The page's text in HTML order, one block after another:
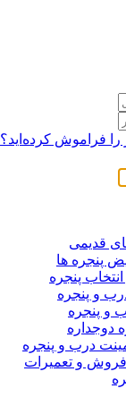
را فراموش کرده‌اید؟
قدیمی
پنجره ها
و پنجره
و پنجره
دوجداره
درب و پنجره
و تعمیرات